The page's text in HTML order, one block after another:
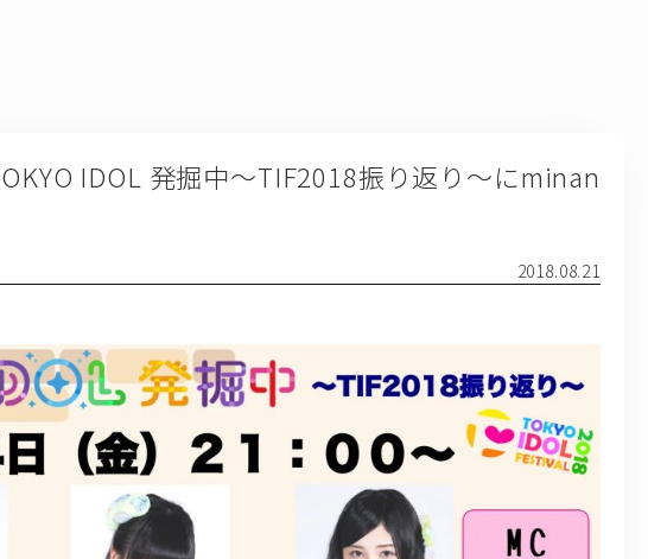
IDOL 発掘中〜TIF2018振り返り〜にminan
2018.08.21